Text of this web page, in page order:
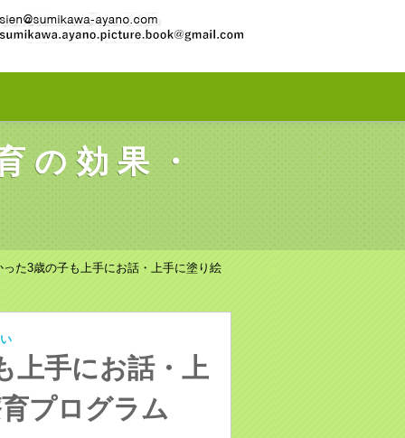
の効果・
た3歳の子も上手にお話・上手に塗り絵
上手にお話・上
プログラム